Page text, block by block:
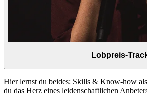
Lobpreis-
Hier lernst du beides: Skills & Know-how
du das Herz eines leidenschaftlichen